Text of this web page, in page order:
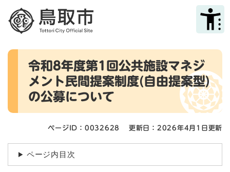
メニューを飛ばして本文へ
本
令和8年度第1回公共施設マネジ
メント民間提案制度(自由提案型)
の公募について
ページID：0032628 更新日：2026年4月1日更新
ページ内目次